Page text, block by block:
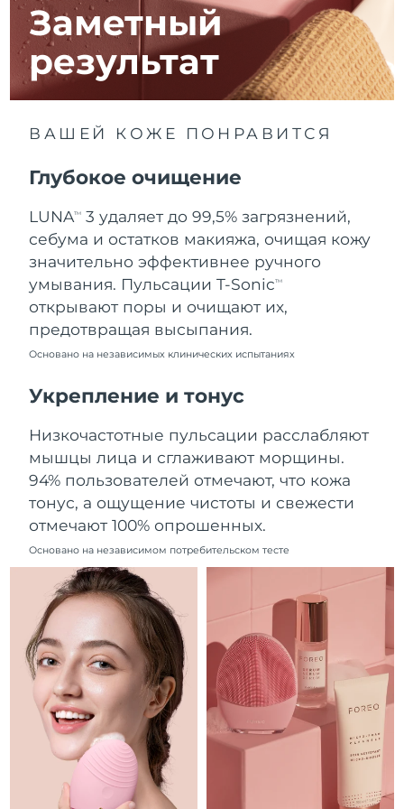
Заметный
результат
ВАШЕЙ КОЖЕ ПОНРАВИТСЯ
Глубокое очищение
LUNATM
3 удаляет до 99,5% загрязнений,
себума и остатков макияжа, очищая кожу
значительно эффективнее ручного
умывания. Пульсации T-SonicTM
открывают поры и очищают их,
предотвращая высыпания.
Основано на независимых клинических испытаниях
Укрепление и тонус
Низкочастотные пульсации расслабляют
мышцы лица и сглаживают морщины.
94% пользователей отмечают, что кожа
тонус, а ощущение чистоты и свежести
отмечают 100% опрошенных.
Основано на независимом потребительском тесте
Израиль
Ожидаемая дата доставки
8/13/26
Италия
Ожидаемая дата доставки
Джерси
8/14/26
Казахстан
Ожидаемая дата доставки
Кувейт
Ожидаемая дата доставки
Ливан
8/10/26
Литва
Ожидаемая дата доставки
8/9/26
Люксембург
Ожидаемая дата доставки
Макао (САР)
Ожидаемая дата доставки
Малайзия
Ожидаемая дата доставки
Мальта
Ожидаемая дата доставки
8/9/26
Мексика
Ожидаемая дата доставки
8/13/26
Ожидаемая дата доставки